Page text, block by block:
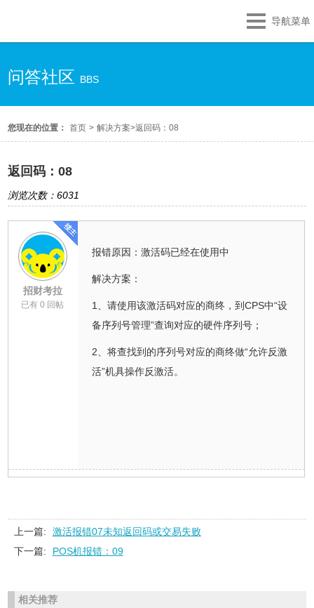
导航菜单
问答社区 BBS
您现在的位置： 首页 > 解决方案>返回码：08
返回码：08
浏览次数：6031
招财考拉
已有 0 回帖
报错原因：激活码已经在使用中
解决方案：
1、请使用该激活码对应的商终，到CPS中“设
备序列号管理”查询对应的硬件序列号；
2、将查找到的序列号对应的商终做“允许反激
活”机具操作反激活。
上一篇:
激活报错07未知返回码或交易失败
下一篇:
POS机报错：09
相关推荐